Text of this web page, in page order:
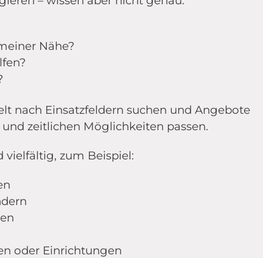
Nähe?
nach Einsatzfeldern suchen und Angebote
zeitlichen Möglichkeiten passen.
zum Beispiel:
oder Einrichtungen